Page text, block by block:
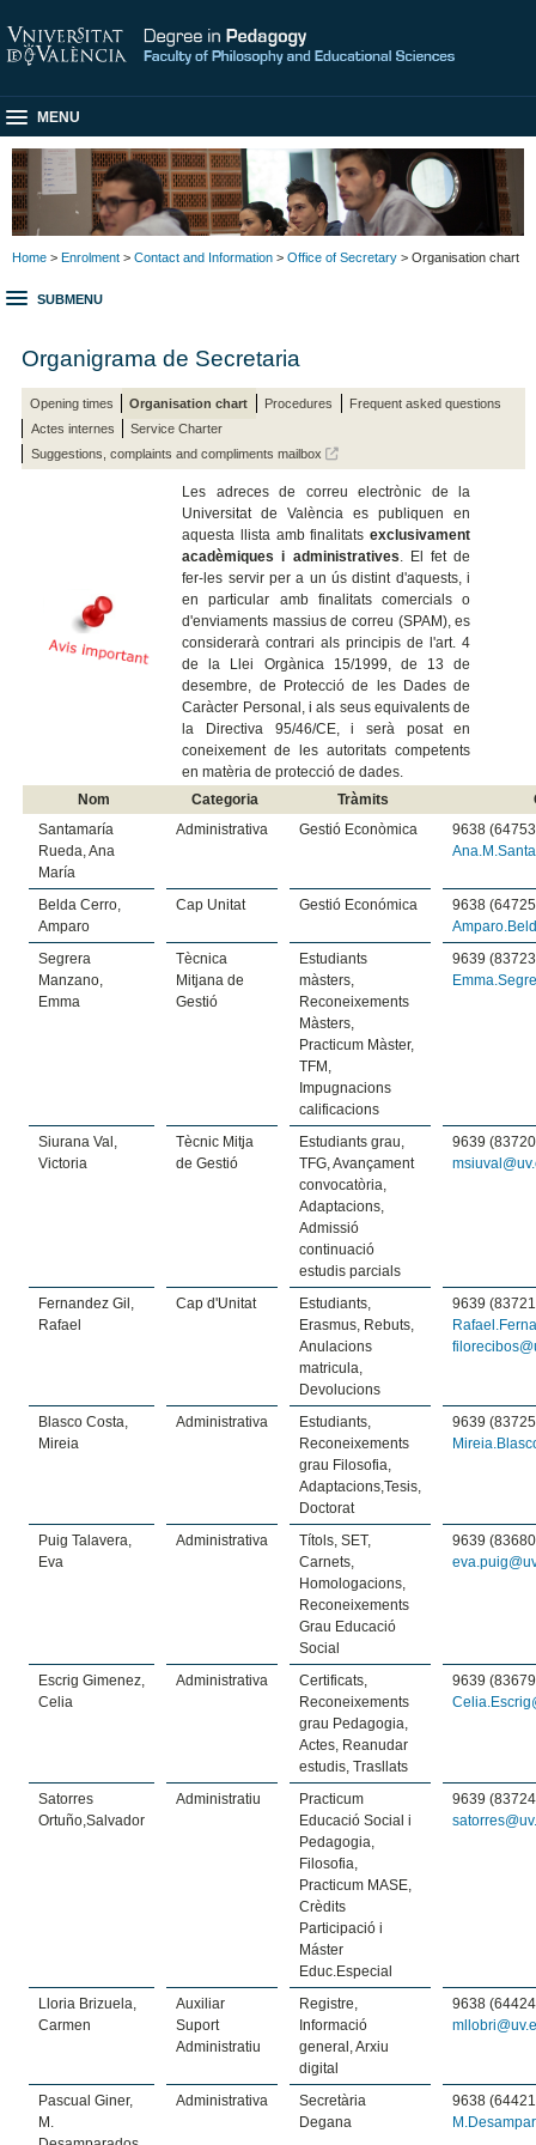
MENU
Home > Enrolment > Contact and Information > Office of Secretary > Organisation chart
SUBMENU
Organigrama de Secretaria
Opening times Organisation chart Procedures
Frequent asked questions
Actes internes
Service Charter
Suggestions, complaints and compliments mailbox
Les adreces de correu electrònic de la
Universitat de València es publiquen en
aquesta llista amb finalitats exclusivament
acadèmiques i administratives. El fet de
fer-les servir per a un ús distint d'aquests, i
en particular amb finalitats comercials o
d'enviaments massius de correu (SPAM), es
considerarà contrari als principis de l'art. 4
de la Llei Orgànica 15/1999, de 13 de
desembre, de Protecció de les Dades de
Caràcter Personal, i als seus equivalents de
la Directiva 95/46/CE, i serà posat en
coneixement de les autoritats competents
en matèria de protecció de dades.
Nom
Categoria Tràmits
Santamaría
Rueda, Ana
María
Administrativa Gestió Econòmica
9638
Belda Cerro,
Amparo
Cap Unitat Gestió Económica
9638
Segrera
Manzano,
Emma
Tècnica
Mitjana de
Gestió
Estudiants
màsters,
Reconeixements
Màsters,
Practicum Màster,
TFM,
Impugnacions
calificacions
9639
Siurana Val,
Victoria
Tècnic Mitja
de Gestió
Estudiants grau,
TFG, Avançament
convocatòria,
Adaptacions,
Admissió
continuació
estudis parcials
9639
Fernandez Gil,
Rafael
Cap d'Unitat
Estudiants,
Erasmus, Rebuts,
Anulacions
matricula,
Devolucions
9639
Blasco Costa,
Mireia
Administrativa
Estudiants,
Reconeixements
grau Filosofia,
Adaptacions,Tesis,
Doctorat
9639
Puig Talavera,
Eva
Administrativa
Títols, SET,
Carnets,
Homologacions,
Reconeixements
Grau Educació
Social
9639
Escrig Gimenez,
Celia
Administrativa
Certificats,
Reconeixements
grau Pedagogia,
Actes, Reanudar
estudis, Trasllats
9639
Satorres
Ortuño,Salvador
Administratiu
Practicum
Educació Social i
Pedagogia,
Filosofia,
Practicum MASE,
Crèdits
Participació i
Máster
Educ.Especial
9639
Lloria Brizuela,
Carmen
Auxiliar
Suport
Administratiu
Registre,
Informació
general, Arxiu
digital
9638
Pascual Giner,
M.
Administrativa
Secretària
Degana
9638